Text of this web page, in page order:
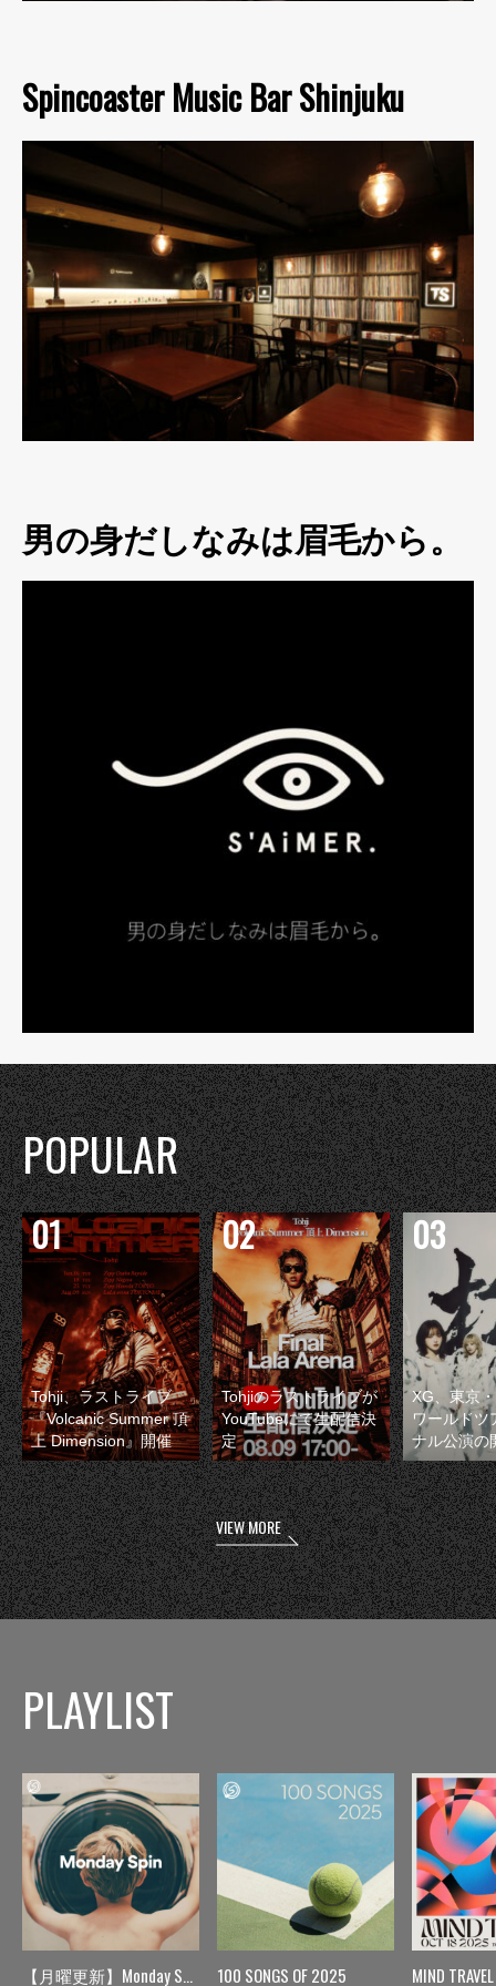
Spincoaster Music Bar Shinjuku
男の身だしなみは眉毛から。
POPULAR
Tohji、ラストライブ
『Volcanic Summer 頂
上 Dimension』開催
Tohjiのラストライブが
YouTubeにて生配信決
定
XG、東京
ワールドツ
ナル公演の
VIEW MORE
PLAYLIST
【月曜更新】Monday Spin 100 SONGS OF 2025 MIND TRAVEL